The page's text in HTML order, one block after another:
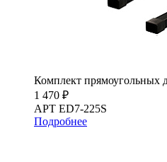
Комплект прямоугольных
1 470 ₽
АРТ ED7-225S
Подробнее